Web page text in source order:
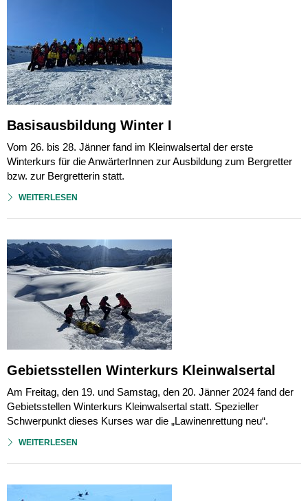
Basisausbildung Winter I
Vom 26. bis 28. Jänner fand im Kleinwalsertal der erste
Winterkurs für die AnwärterInnen zur Ausbildung zum Bergretter
bzw. zur Bergretterin statt.
WEITERLESEN
Gebietsstellen Winterkurs Kleinwalsertal
Am Freitag, den 19. und Samstag, den 20. Jänner 2024 fand der
Gebietsstellen Winterkurs Kleinwalsertal statt. Spezieller
Schwerpunkt dieses Kurses war die „Lawinenrettung neu“.
WEITERLESEN